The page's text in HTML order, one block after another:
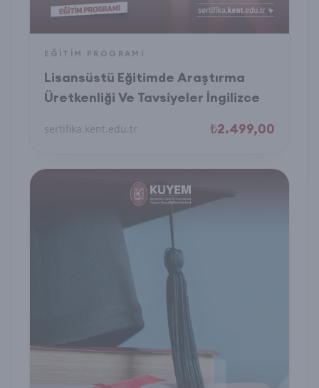
EĞITIM PROGRAMI
Lisansüstü Eğitimde Araştırma
Üretkenliği Ve Tavsiyeler İngilizce
sertifika.kent.edu.tr ₺2.499,00